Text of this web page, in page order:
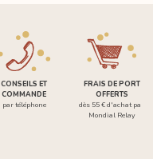
CONSEILS ET
COMMANDE
par téléphone
FRAIS DE PORT
OFFERTS
dès 55 € d'achat par
Mondial Relay